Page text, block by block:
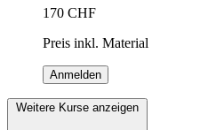
170 CHF
Preis inkl. Material
Anmelden
Weitere Kurse anzeigen